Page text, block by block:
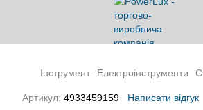
Інструмент Електроінструменти
Артикул: 4933459159 Написати відгук